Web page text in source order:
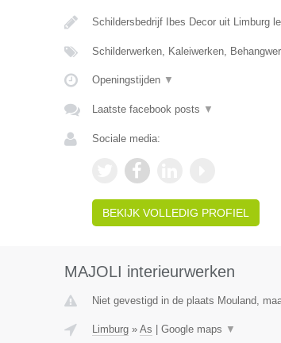
Schildersbedrijf Ibes Decor uit Limburg
Schilderwerken, Kaleiwerken,
Openingstijden ▼
Laatste facebook posts ▼
Sociale media:
BEKIJK VOLLEDIG PROFIEL
MAJOLI interieurwerken
Niet gevestigd in de plaats Mouland,
Limburg» As Google maps ▼